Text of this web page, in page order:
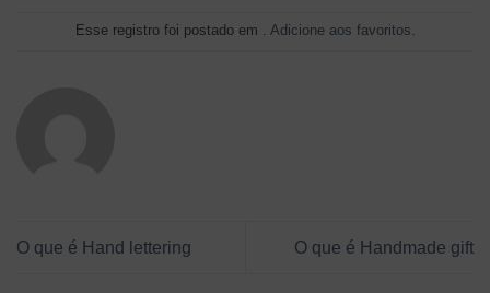
Esse registro foi postado em . Adicione aos favoritos
O que é Hand lettering O que é Handmade gift